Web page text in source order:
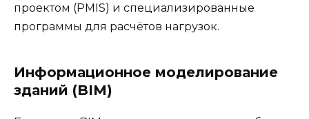
проектом (PMIS) и специализированные
программы для расчётов нагрузок.
Информационное моделирование
зданий (BIM)